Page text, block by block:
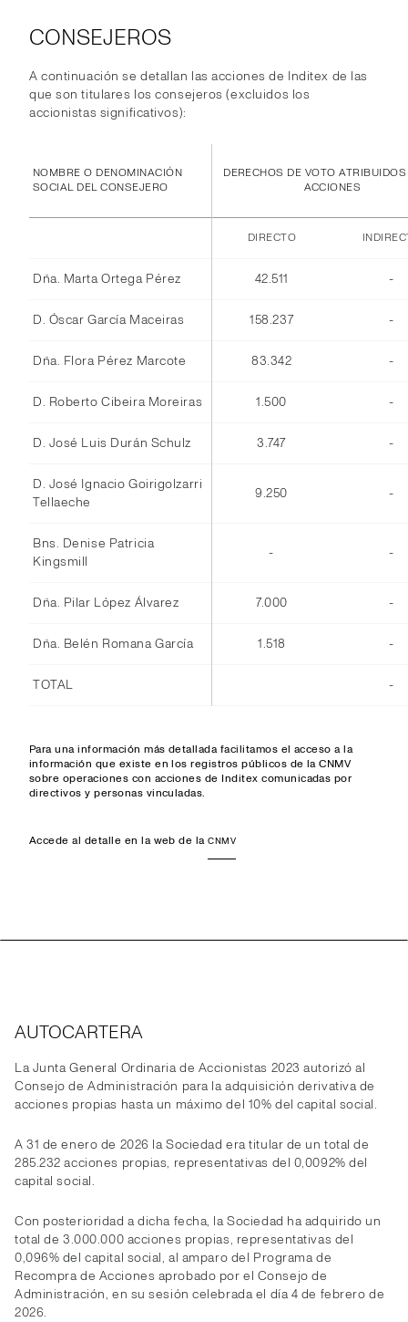
CONSEJEROS
A continuación se detallan las acciones de Inditex de las
que son titulares los consejeros (excluidos los
accionistas significativos):
NOMBRE O DENOMINACIÓN
SOCIAL DEL CONSEJERO
DERECHOS DE VOTO
ACCIONES
DIRECTO
Dña. Marta Ortega Pérez 42.511 -
D. Óscar García Maceiras 158.237 -
Dña. Flora Pérez Marcote 83.342 -
D. Roberto Cibeira Moreiras 1.500 -
D. José Luis Durán Schulz 3.747 -
D. José Ignacio Goirigolzarri
Tellaeche
9.250 -
Bns. Denise Patricia
Kingsmill
- -
Dña. Pilar López Álvarez 7.000 -
Dña. Belén Romana García 1.518 -
TOTAL -
Para una información más detallada facilitamos el acceso a la
información que existe en los registros públicos de la CNMV
sobre operaciones con acciones de Inditex comunicadas por
directivos y personas vinculadas.
Accede al detalle en la web de laCNMV
AUTOCARTERA
La Junta General Ordinaria de Accionistas 2023 autorizó al
Consejo de Administración para la adquisición derivativa de
acciones propias hasta un máximo del 10% del capital social.
A 31 de enero de 2026 la Sociedad era titular de un total de
285.232 acciones propias, representativas del 0,0092% del
capital social.
Con posterioridad a dicha fecha, la Sociedad ha adquirido un
total de 3.000.000 acciones propias, representativas del
0,096% del capital social, al amparo del Programa de
Recompra de Acciones aprobado por el Consejo de
Administración, en su sesión celebrada el día 4 de febrero de
2026.